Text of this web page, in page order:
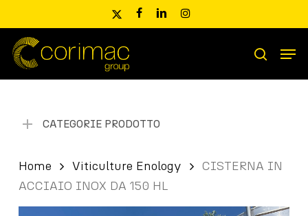
main
content
x-
facebooklinkedininstagram
Ricerca
prodotti
search
CATEGORIE PRODOTTO
Home Viticulture Enology
CISTERNA IN
ACCIAIO INOX DA 150 HL